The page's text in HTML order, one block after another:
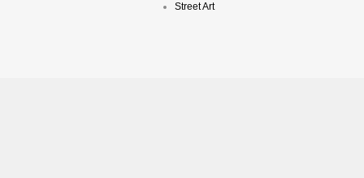
Street Art